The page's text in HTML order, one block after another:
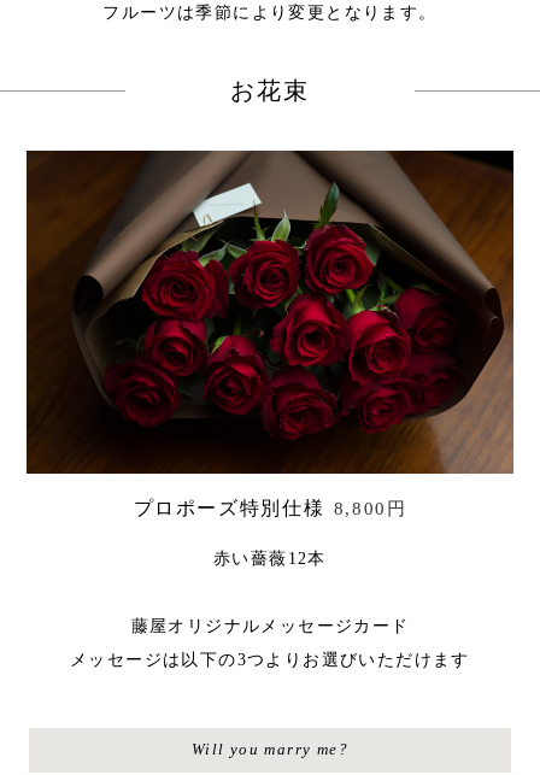
フルーツは季節により変更となります。
お花束
プロポーズ特別仕様 8,800円
赤い薔薇12本
藤屋オリジナルメッセージカード
メッセージは以下の3つよりお選びいただけます
Will you marry me?